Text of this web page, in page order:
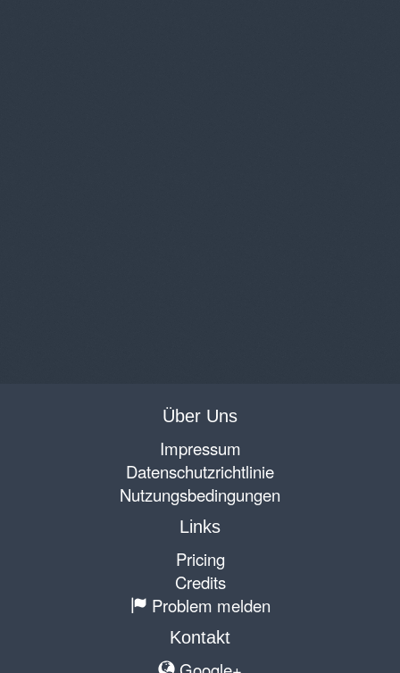
Über Uns
Impressum
Datenschutzrichtlinie
Nutzungsbedingungen
Links
Pricing
Credits
Problem melden
Kontakt